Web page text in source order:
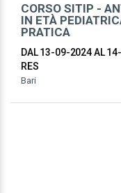
CORSO SITIP -
IN ETÀ
PRATICA
DAL 13-09-2024AL
RES
Bari